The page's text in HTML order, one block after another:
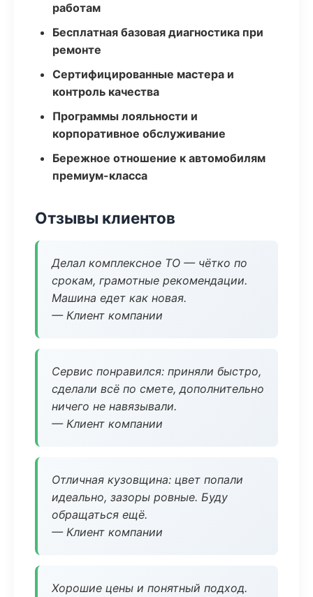
работам
Бесплатная базовая диагностика при
ремонте
Сертифицированные мастера и
контроль качества
Программы лояльности и
корпоративное обслуживание
Бережное отношение к автомобилям
премиум-класса
Отзывы клиентов
Делал комплексное ТО — чётко по
срокам, грамотные рекомендации.
Машина едет как новая.
— Клиент компании
Сервис понравился: приняли быстро,
сделали всё по смете, дополнительно
ничего не навязывали.
— Клиент компании
Отличная кузовщина: цвет попали
идеально, зазоры ровные. Буду
обращаться ещё.
— Клиент компании
Хорошие цены и понятный подход.